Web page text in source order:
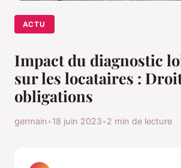
ACTU
Impact du diagnostic
sur les locataires :
obligations
germain•18 juin 2023•2 min de lecture